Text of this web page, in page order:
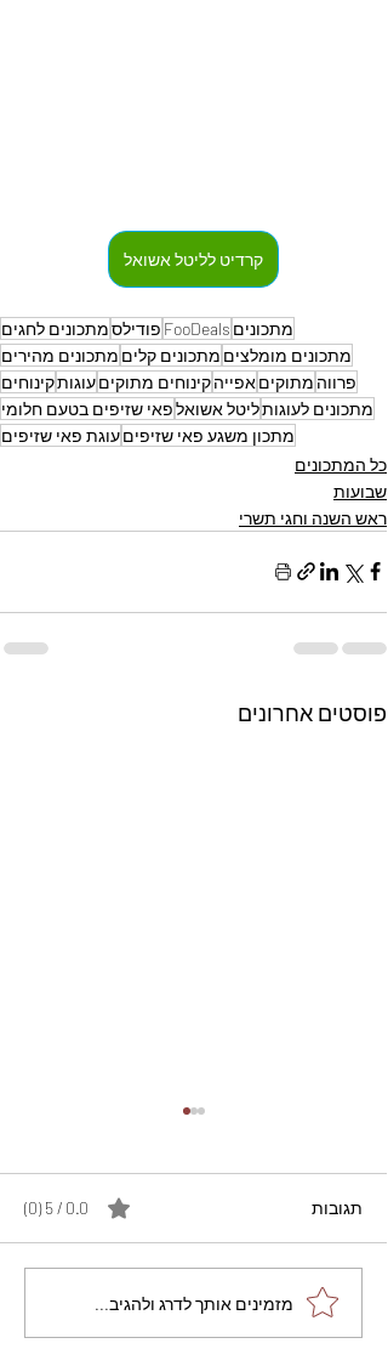
קרדיט לליטל אשואל
מתכונים FooDeals פודילסמתכונים לחגים
מתכונים מומלצים מתכונים קלים מתכונים מהירים
פרווה מתוקיםאפייהקינוחים מתוקיםעוגותקינוחים
מתכונים לעוגותליטל אשואלפאי שזיפים בטעם חלומי
מתכון משגע פאי שזיפיםעוגת פאי שזיפים
כל המתכונים
שבועות
ראש השנה וחגי תשרי
פוסטים אחרונים
מתכון מנצח עוגת מייפל
שוקולד בחושה וקלה - זיוה
תגובות 0.0 / 5 ‏(0)
מזמינים אותך לדרג ולהגיב...